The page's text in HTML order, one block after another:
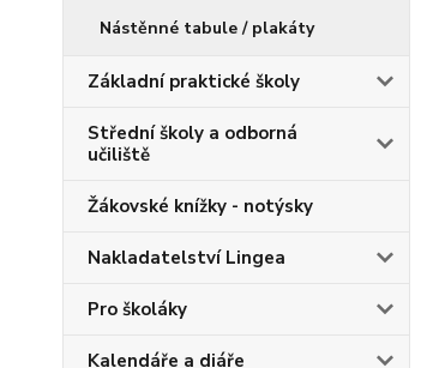
Nástěnné tabule / plakáty
Základní praktické školy
Střední školy a odborná
učiliště
Žákovské knížky - notýsky
Nakladatelství Lingea
Pro školáky
Kalendáře a diáře